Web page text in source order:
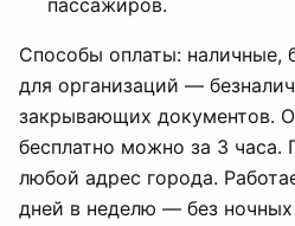
пассажиров.
Способы оплаты: наличные,
для организаций —
закрывающих документов.
бесплатно можно за 3
любой адрес города.
дней в неделю — без